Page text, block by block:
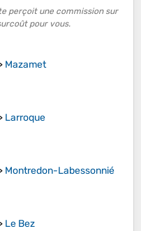
perçoit une commission sur
pour vous.
Mazamet
Larroque
Montredon-Labessonnié
Le Bez